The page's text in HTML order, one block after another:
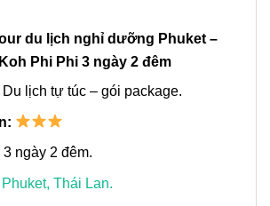
du lịch nghỉ dưỡng Phuket –
Phi Phi 3 ngày 2 đêm
Du lịch tự túc – gói package.
3 ngày 2 đêm.
Phuket, Thái Lan.